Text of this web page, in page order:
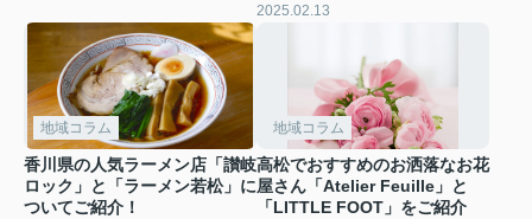
2025.02.13
地域コラム
香川県の人気ラーメン店「讃岐
ロック」と「ラーメン若松」に
ついてご紹介！
地域コラム
高松でおすすめのお洒落なお花
屋さん「Atelier Feuille」と
「LITTLE FOOT」をご紹介